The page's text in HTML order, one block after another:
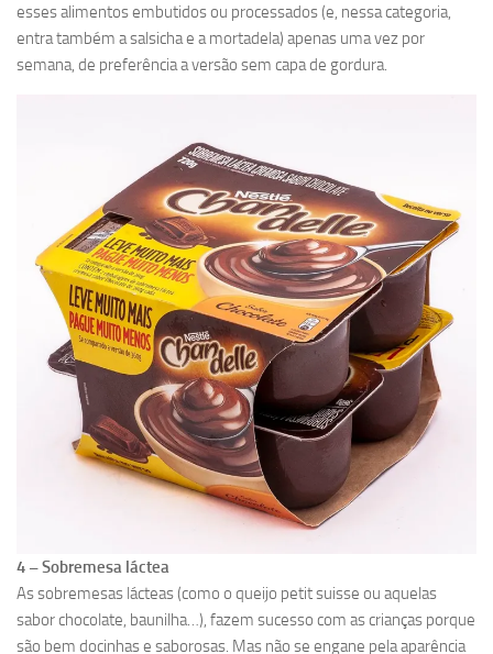
esses alimentos embutidos ou processados (e, nessa categoria,
entra também a salsicha e a mortadela) apenas uma vez por
semana, de preferência a versão sem capa de gordura.
4 – Sobremesa láctea
As sobremesas lácteas (como o queijo petit suisse ou aquelas
sabor chocolate, baunilha…), fazem sucesso com as crianças porque
são bem docinhas e saborosas. Mas não se engane pela aparência